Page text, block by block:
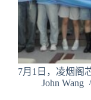
7月1日，凌烟阁
John Wang